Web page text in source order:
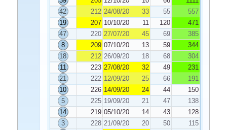
42
212 24/08/2022 33 55
557
19
207 10/10/2022 11 120
471
47
220 27/07/2022 45 69
385
8
209 07/10/2022 13 59
344
18
212 26/09/2022 18 68
304
11
223 27/08/2022 32 49
231
21
222 12/09/2022 25 66
191
10
226 14/09/2022 24 44
150
5
225 19/09/2022 21 47
138
14
219 05/10/2022 14 43
128
3
228 21/09/2022 20 50
115